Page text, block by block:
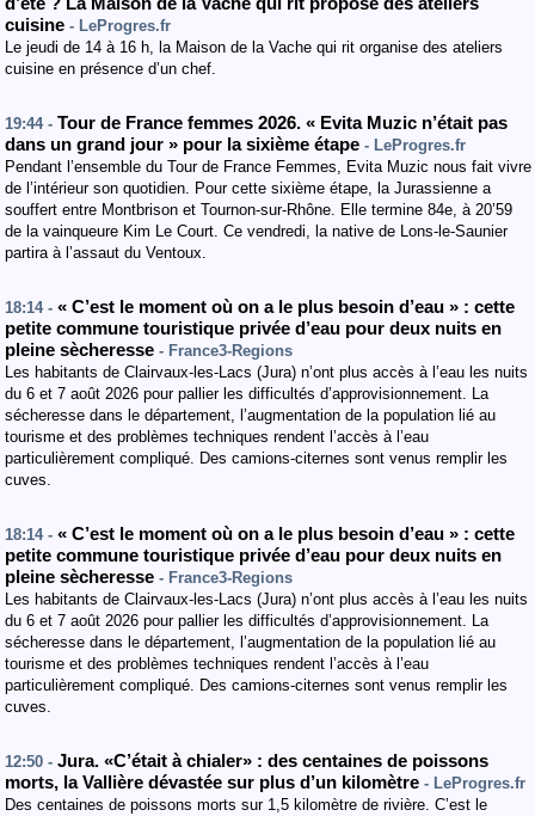
cuisine - LeProgres.fr
Le jeudi de 14 à 16 h, la Maison de la Vache qui rit organise des ateliers
cuisine en présence d’un chef.
19:44 - Tour de France femmes 2026. « Evita Muzic n’était pas
dans un grand jour » pour la sixième étape - LeProgres.fr
Pendant l’ensemble du Tour de France Femmes, Evita Muzic nous fait vivre
de l’intérieur son quotidien. Pour cette sixième étape, la Jurassienne a
souffert entre Montbrison et Tournon-sur-Rhône. Elle termine 84e, à 20’59
de la vainqueure Kim Le Court. Ce vendredi, la native de Lons-le-Saunier
partira à l’assaut du Ventoux.
18:14 - « C’est le moment où on a le plus besoin d’eau » : cette
petite commune touristique privée d’eau pour deux nuits en
pleine sècheresse - France3-Regions
Les habitants de Clairvaux-les-Lacs (Jura) n’ont plus accès à l’eau les nuits
du 6 et 7 août 2026 pour pallier les difficultés d’approvisionnement. La
sécheresse dans le département, l’augmentation de la population lié au
tourisme et des problèmes techniques rendent l’accès à l’eau
particulièrement compliqué. Des camions-citernes sont venus remplir les
cuves.
18:14 - « C’est le moment où on a le plus besoin d’eau » : cette
petite commune touristique privée d’eau pour deux nuits en
pleine sècheresse - France3-Regions
Les habitants de Clairvaux-les-Lacs (Jura) n’ont plus accès à l’eau les nuits
du 6 et 7 août 2026 pour pallier les difficultés d’approvisionnement. La
sécheresse dans le département, l’augmentation de la population lié au
tourisme et des problèmes techniques rendent l’accès à l’eau
particulièrement compliqué. Des camions-citernes sont venus remplir les
cuves.
12:50 - Jura. «C’était à chialer» : des centaines de poissons
morts, la Vallière dévastée sur plus d’un kilomètre - LeProgres.fr
Des centaines de poissons morts sur 1,5 kilomètre de rivière. C’est le